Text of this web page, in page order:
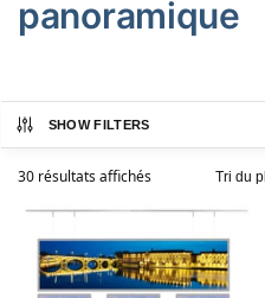
panoramique
SHOW FILTERS
30 résultats affichés